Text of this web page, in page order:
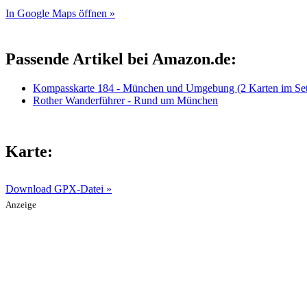
In Google Maps öffnen »
Passende Artikel bei Amazon.de:
Kompasskarte 184 - München und Umgebung (2 Karten im
Rother Wanderführer - Rund um München
Karte:
Download GPX-Datei »
Anzeige